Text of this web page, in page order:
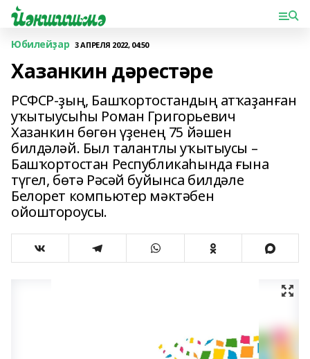
Юбилейҙар 3 АПРЕЛЯ 2022, 04:50
Хазанкин дәрестәре
РСФСР-ҙың, Башҡортостандың атҡаҙанған
уҡытыусыһы Роман Григорьевич
Хазанкин бөгөн үҙенең 75 йәшен
билдәләй. Был талантлы уҡытыусы –
Башҡортостан Республикаһында ғына
түгел, бөтә Рәсәй буйынса билдәле
Белорет компьютер мәктәбен
ойоштороусы.